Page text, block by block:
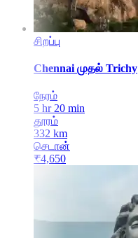
சிறப்பு
Chennai முதல் Trichy
நேரம்
5 hr 20 min
தூரம்
332 km
செடான்
₹4,650